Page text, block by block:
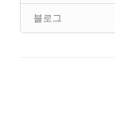
블로그